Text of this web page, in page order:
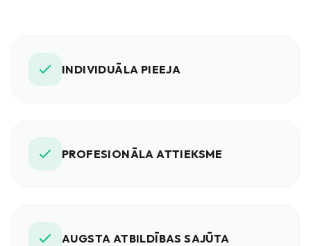
INDIVIDUĀLA PIEEJA
PROFESIONĀLA ATTIEKSME
AUGSTA ATBILDĪBAS SAJŪTA